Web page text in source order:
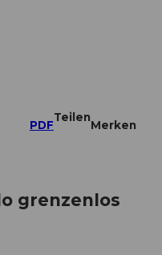
PDF
Teilen
Merken
grenzenlos